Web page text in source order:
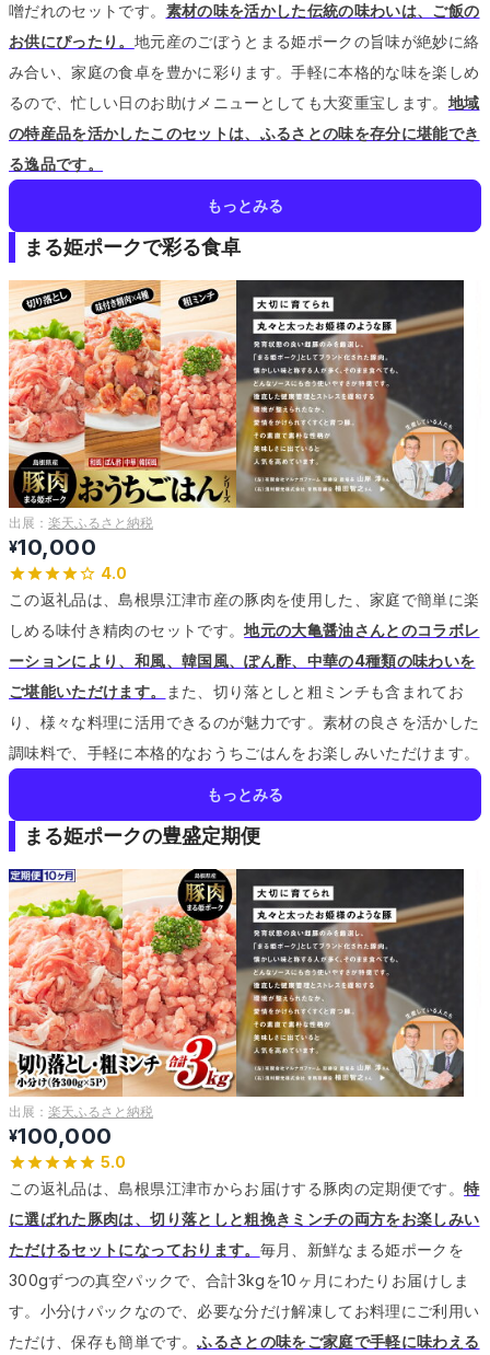
噌だれのセットです。 素材の味を活かした伝統の味わいは、ご飯の
お供にぴったり。 地元産のごぼうとまる姫ポークの旨味が絶妙に絡
み合い、家庭の食卓を豊かに彩ります。手軽に本格的な味を楽しめ
るので、忙しい日のお助けメニューとしても大変重宝します。 地域
の特産品を活かしたこのセットは、ふるさとの味を存分に堪能でき
る逸品です。
もっとみる
まる姫ポークで彩る食卓
出展： 楽天ふるさと納税
¥10,000
4.0
この返礼品は、島根県江津市産の豚肉を使用した、家庭で簡単に楽
しめる味付き精肉のセットです。地元の大亀醤油さんとのコラボレ
ーションにより、和風、韓国風、ぽん酢、中華の4種類の味わいを
ご堪能いただけます。
また、切り落としと粗ミンチも含まれてお
り、様々な料理に活用できるのが魅力です。 素材の良さを活かした
調味料で、手軽に本格的なおうちごはんをお楽しみいただけます。
もっとみる
まる姫ポークの豊盛定期便
出展： 楽天ふるさと納税
¥100,000
5.0
この返礼品は、島根県江津市からお届けする豚肉の定期便です。特
に選ばれた豚肉は、切り落としと粗挽きミンチの両方をお楽しみい
ただけるセットになっております。 毎月、新鮮なまる姫ポークを
300gずつの真空パックで、合計3kgを10ヶ月にわたりお届けしま
す。 小分けパックなので、必要な分だけ解凍してお料理にご利用い
ただけ、保存も簡単です。ふるさとの味をご家庭で手軽に味わえる